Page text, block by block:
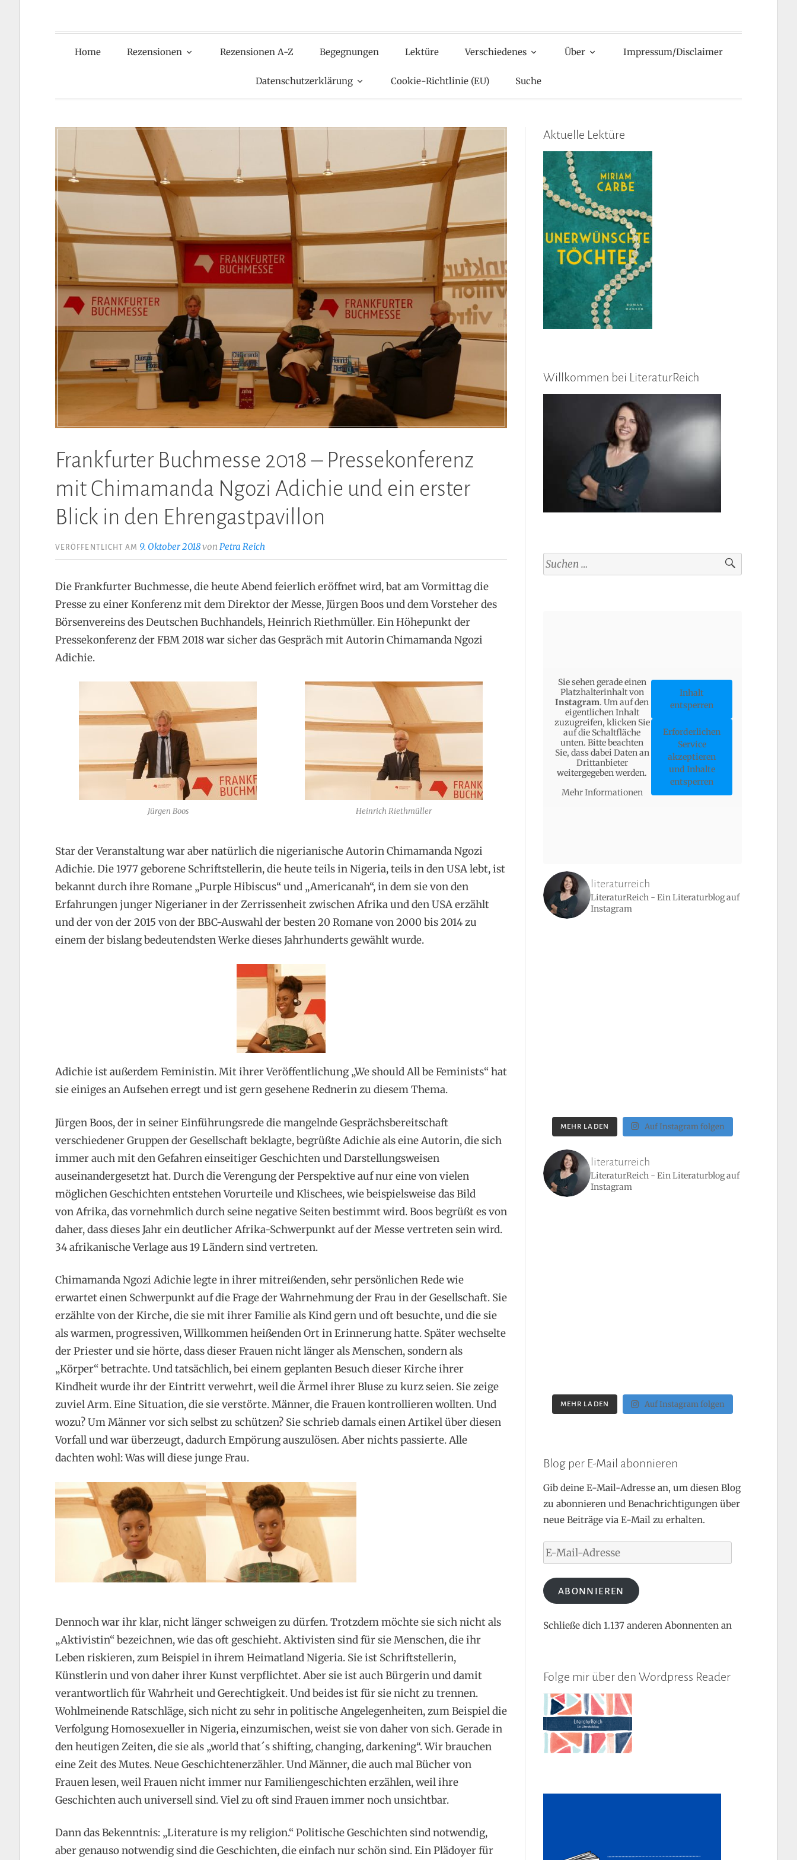
Home Rezensionen Rezensionen A-Z Begegnungen Lektüre Verschiedenes Über Impressum/Disclaimer
Datenschutzerklärung Cookie-Richtlinie (EU) Suche
Frankfurter Buchmesse 2018 – Pressekonferenz
mit Chimamanda Ngozi Adichie und ein erster
Blick in den Ehrengastpavillon
VERÖFFENTLICHT AM 9. Oktober 2018vonPetra Reich
Die Frankfurter Buchmesse, die heute Abend feierlich eröffnet wird, bat am Vormittag die
Presse zu einer Konferenz mit dem Direktor der Messe, Jürgen Boos und dem Vorsteher des
Börsenvereins des Deutschen Buchhandels, Heinrich Riethmüller. Ein Höhepunkt der
Pressekonferenz der FBM 2018 war sicher das Gespräch mit Autorin Chimamanda Ngozi
Adichie.
Jürgen Boos Heinrich Riethmüller
Star der Veranstaltung war aber natürlich die nigerianische Autorin Chimamanda Ngozi
Adichie. Die 1977 geborene Schriftstellerin, die heute teils in Nigeria, teils in den USA lebt, ist
bekannt durch ihre Romane „Purple Hibiscus“ und „Americanah“, in dem sie von den
Erfahrungen junger Nigerianer in der Zerrissenheit zwischen Afrika und den USA erzählt
und der von der 2015 von der BBC-Auswahl der besten 20 Romane von 2000 bis 2014 zu
einem der bislang bedeutendsten Werke dieses Jahrhunderts gewählt wurde.
Adichie ist außerdem Feministin. Mit ihrer Veröffentlichung „We should All be Feminists“ hat
sie einiges an Aufsehen erregt und ist gern gesehene Rednerin zu diesem Thema.
Jürgen Boos, der in seiner Einführungsrede die mangelnde Gesprächsbereitschaft
verschiedener Gruppen der Gesellschaft beklagte, begrüßte Adichie als eine Autorin, die sich
immer auch mit den Gefahren einseitiger Geschichten und Darstellungsweisen
auseinandergesetzt hat. Durch die Verengung der Perspektive auf nur eine von vielen
möglichen Geschichten entstehen Vorurteile und Klischees, wie beispielsweise das Bild
von Afrika, das vornehmlich durch seine negative Seiten bestimmt wird. Boos begrüßt es von
daher, dass dieses Jahr ein deutlicher Afrika-Schwerpunkt auf der Messe vertreten sein wird.
34 afrikanische Verlage aus 19 Ländern sind vertreten.
Chimamanda Ngozi Adichie legte in ihrer mitreißenden, sehr persönlichen Rede wie
erwartet einen Schwerpunkt auf die Frage der Wahrnehmung der Frau in der Gesellschaft. Sie
erzählte von der Kirche, die sie mit ihrer Familie als Kind gern und oft besuchte, und die sie
als warmen, progressiven, Willkommen heißenden Ort in Erinnerung hatte. Später wechselte
der Priester und sie hörte, dass dieser Frauen nicht länger als Menschen, sondern als
„Körper“ betrachte. Und tatsächlich, bei einem geplanten Besuch dieser Kirche ihrer
Kindheit wurde ihr der Eintritt verwehrt, weil die Ärmel ihrer Bluse zu kurz seien. Sie zeige
zuviel Arm. Eine Situation, die sie verstörte. Männer, die Frauen kontrollieren wollten. Und
wozu? Um Männer vor sich selbst zu schützen? Sie schrieb damals einen Artikel über diesen
Vorfall und war überzeugt, dadurch Empörung auszulösen. Aber nichts passierte. Alle
dachten wohl: Was will diese junge Frau.
Dennoch war ihr klar, nicht länger schweigen zu dürfen. Trotzdem möchte sie sich nicht als
„Aktivistin“ bezeichnen, wie das oft geschieht. Aktivisten sind für sie Menschen, die ihr
Leben riskieren, zum Beispiel in ihrem Heimatland Nigeria. Sie ist Schriftstellerin,
Künstlerin und von daher ihrer Kunst verpflichtet. Aber sie ist auch Bürgerin und damit
verantwortlich für Wahrheit und Gerechtigkeit. Und beides ist für sie nicht zu trennen.
Wohlmeinende Ratschläge, sich nicht zu sehr in politische Angelegenheiten, zum Beispiel die
Verfolgung Homosexueller in Nigeria, einzumischen, weist sie von daher von sich. Gerade in
den heutigen Zeiten, die sie als „world that´s shifting, changing, darkening“. Wir brauchen
eine Zeit des Mutes. Neue Geschichtenerzähler. Und Männer, die auch mal Bücher von
Frauen lesen, weil Frauen nicht immer nur Familiengeschichten erzählen, weil ihre
Geschichten auch universell sind. Viel zu oft sind Frauen immer noch unsichtbar.
Dann das Bekenntnis: „Literature is my religion.“ Politische Geschichten sind notwendig,
aber genauso notwendig sind die Geschichten, die einfach nur schön sind. Ein Plädoyer für
Aktuelle Lektüre
Willkommen bei LiteraturReich
Suchen
nach:
Sie sehen gerade einen
Platzhalterinhalt von
Instagram. Um auf den
eigentlichen Inhalt
zuzugreifen, klicken Sie
auf die Schaltfläche
unten. Bitte beachten
Sie, dass dabei Daten an
Drittanbieter
weitergegeben werden.
Mehr Informationen
Inhalt
entsperren
Erforderlichen
Service
akzeptieren
und Inhalte
entsperren
literaturreich
LiteraturReich - Ein Literaturblog auf
Instagram
MEHR LADEN Auf Instagram folgen
literaturreich
LiteraturReich - Ein Literaturblog auf
Instagram
MEHR LADEN Auf Instagram folgen
Blog per E-Mail abonnieren
Gib deine E-Mail-Adresse an, um diesen Blog
zu abonnieren und Benachrichtigungen über
neue Beiträge via E-Mail zu erhalten.
E-
Mail-
Adresse
ABONNIEREN
Schließe dich 1.137 anderen Abonnenten an
Folge mir über den Wordpress Reader